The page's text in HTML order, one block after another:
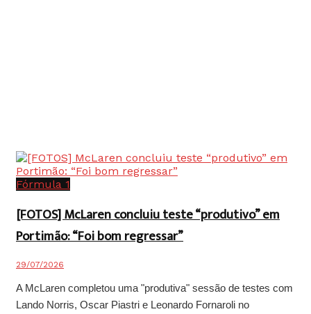
Fórmula 1
[FOTOS] McLaren concluiu teste “produtivo” em
Portimão: “Foi bom regressar”
29/07/2026
A McLaren completou uma "produtiva" sessão de testes com
Lando Norris, Oscar Piastri e Leonardo Fornaroli no